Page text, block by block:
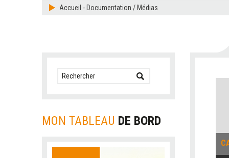
Accueil - Documentation / Médias
MON TABLEAU DE BORD